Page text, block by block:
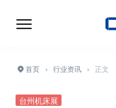
首页 › 行业资讯 › 正文
台州机床展